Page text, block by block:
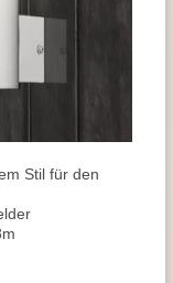
Stil für den